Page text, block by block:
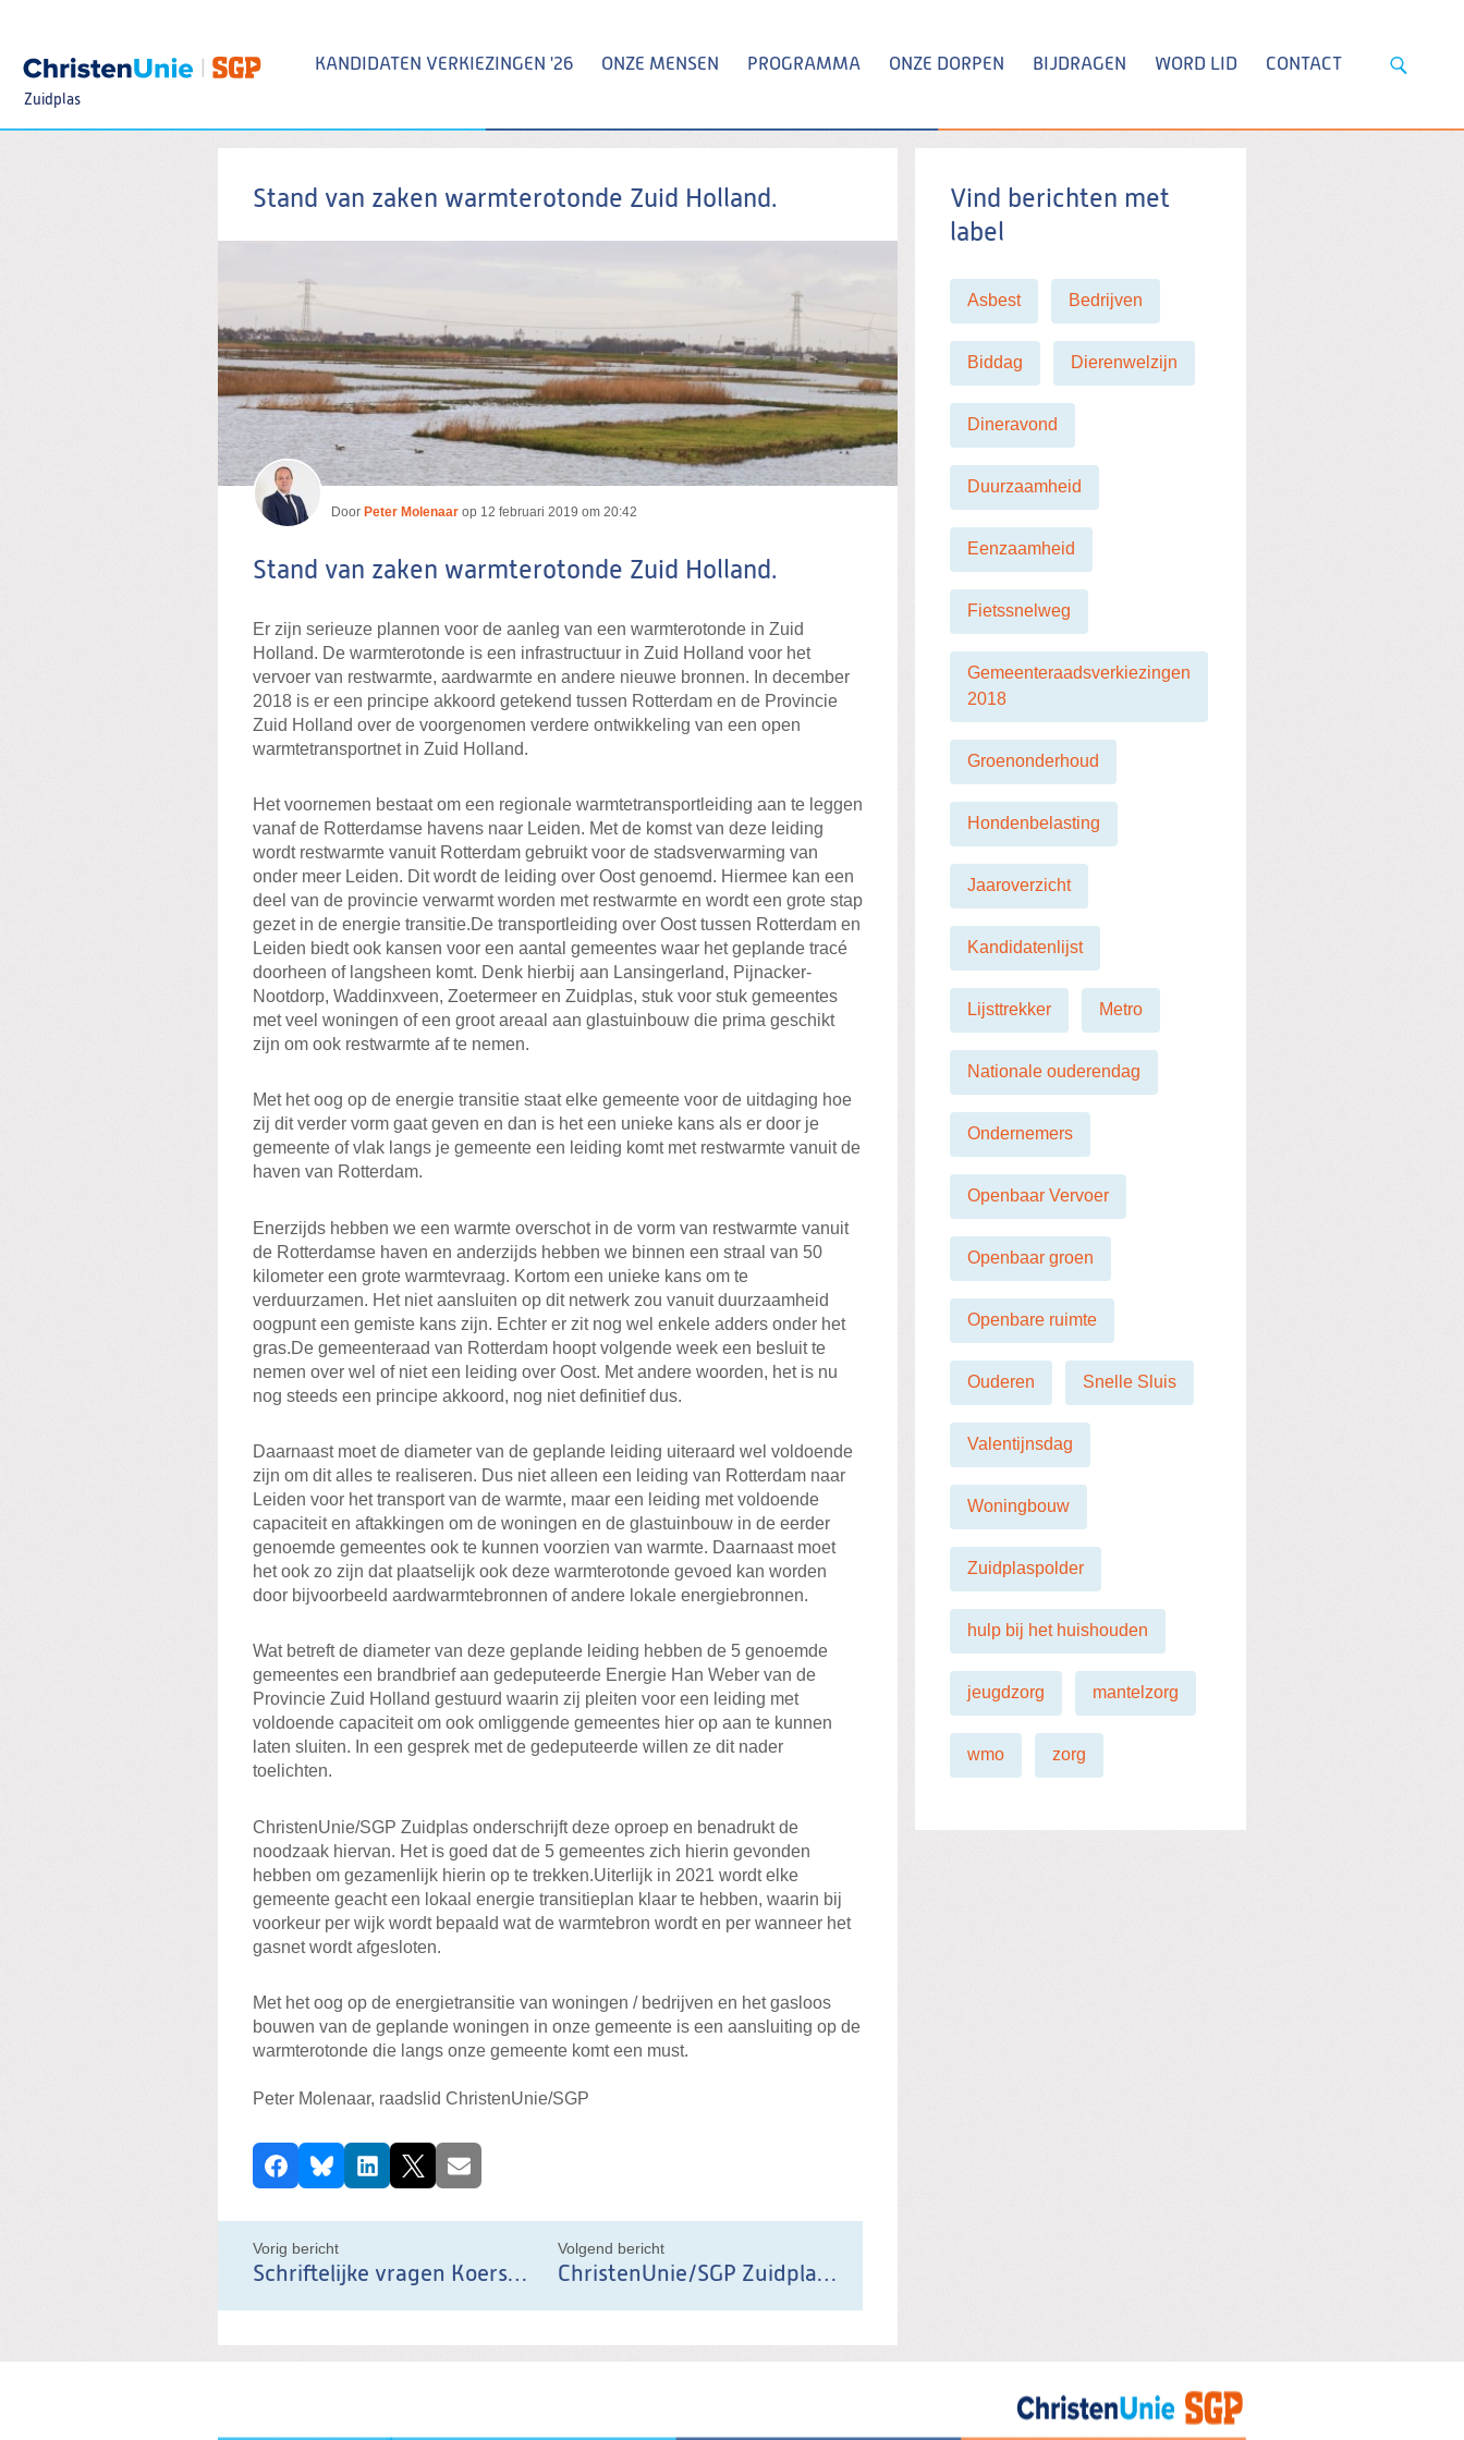
naar
inhoud
Zuidplas
KANDIDATEN VERKIEZINGEN '26 ONZE MENSEN PROGRAMMA ONZE DORPEN BIJDRAGEN WORD LID CONTACT
Stand van zaken warmterotonde Zuid Holland.
Door Peter Molenaar op 12 februari 2019 om 20:42
Stand van zaken warmterotonde Zuid Holland.
Er zijn serieuze plannen voor de aanleg van een warmterotonde in Zuid
Holland. De warmterotonde is een infrastructuur in Zuid Holland voor het
vervoer van restwarmte, aardwarmte en andere nieuwe bronnen. In december
2018 is er een principe akkoord getekend tussen Rotterdam en de Provincie
Zuid Holland over de voorgenomen verdere ontwikkeling van een open
warmtetransportnet in Zuid Holland.
Het voornemen bestaat om een regionale warmtetransportleiding aan te leggen
vanaf de Rotterdamse havens naar Leiden. Met de komst van deze leiding
wordt restwarmte vanuit Rotterdam gebruikt voor de stadsverwarming van
onder meer Leiden. Dit wordt de leiding over Oost genoemd. Hiermee kan een
deel van de provincie verwarmt worden met restwarmte en wordt een grote stap
gezet in de energie transitie.De transportleiding over Oost tussen Rotterdam en
Leiden biedt ook kansen voor een aantal gemeentes waar het geplande tracé
doorheen of langsheen komt. Denk hierbij aan Lansingerland, Pijnacker-
Nootdorp, Waddinxveen, Zoetermeer en Zuidplas, stuk voor stuk gemeentes
met veel woningen of een groot areaal aan glastuinbouw die prima geschikt
zijn om ook restwarmte af te nemen.
Met het oog op de energie transitie staat elke gemeente voor de uitdaging hoe
zij dit verder vorm gaat geven en dan is het een unieke kans als er door je
gemeente of vlak langs je gemeente een leiding komt met restwarmte vanuit de
haven van Rotterdam.
Enerzijds hebben we een warmte overschot in de vorm van restwarmte vanuit
de Rotterdamse haven en anderzijds hebben we binnen een straal van 50
kilometer een grote warmtevraag. Kortom een unieke kans om te
verduurzamen. Het niet aansluiten op dit netwerk zou vanuit duurzaamheid
oogpunt een gemiste kans zijn. Echter er zit nog wel enkele adders onder het
gras.De gemeenteraad van Rotterdam hoopt volgende week een besluit te
nemen over wel of niet een leiding over Oost. Met andere woorden, het is nu
nog steeds een principe akkoord, nog niet definitief dus.
Daarnaast moet de diameter van de geplande leiding uiteraard wel voldoende
zijn om dit alles te realiseren. Dus niet alleen een leiding van Rotterdam naar
Leiden voor het transport van de warmte, maar een leiding met voldoende
capaciteit en aftakkingen om de woningen en de glastuinbouw in de eerder
genoemde gemeentes ook te kunnen voorzien van warmte. Daarnaast moet
het ook zo zijn dat plaatselijk ook deze warmterotonde gevoed kan worden
door bijvoorbeeld aardwarmtebronnen of andere lokale energiebronnen.
Wat betreft de diameter van deze geplande leiding hebben de 5 genoemde
gemeentes een brandbrief aan gedeputeerde Energie Han Weber van de
Provincie Zuid Holland gestuurd waarin zij pleiten voor een leiding met
voldoende capaciteit om ook omliggende gemeentes hier op aan te kunnen
laten sluiten. In een gesprek met de gedeputeerde willen ze dit nader
toelichten.
ChristenUnie/SGP Zuidplas onderschrijft deze oproep en benadrukt de
noodzaak hiervan. Het is goed dat de 5 gemeentes zich hierin gevonden
hebben om gezamenlijk hierin op te trekken.Uiterlijk in 2021 wordt elke
gemeente geacht een lokaal energie transitieplan klaar te hebben, waarin bij
voorkeur per wijk wordt bepaald wat de warmtebron wordt en per wanneer het
gasnet wordt afgesloten.
Met het oog op de energietransitie van woningen / bedrijven en het gasloos
bouwen van de geplande woningen in onze gemeente is een aansluiting op de
warmterotonde die langs onze gemeente komt een must.
Peter Molenaar, raadslid ChristenUnie/SGP
D
e
e
l
d
b
FacebookBlueskyLinkedIn
X E-mail
Vorig bericht
Schriftelijke vragen Koerswijziging Omroep Zuidplas
Volgend bericht
ChristenUnie/SGP Zuidplas duikt onder
Vind berichten met
label
Asbest Bedrijven
Biddag Dierenwelzijn
Dineravond
Duurzaamheid
Eenzaamheid
Fietssnelweg
Gemeenteraadsverkiezingen
2018
Groenonderhoud
Hondenbelasting
Jaaroverzicht
Kandidatenlijst
Lijsttrekker Metro
Nationale ouderendag
Ondernemers
Openbaar Vervoer
Openbaar groen
Openbare ruimte
Ouderen Snelle Sluis
Valentijnsdag
Woningbouw
Zuidplaspolder
hulp bij het huishouden
jeugdzorg mantelzorg
wmo zorg